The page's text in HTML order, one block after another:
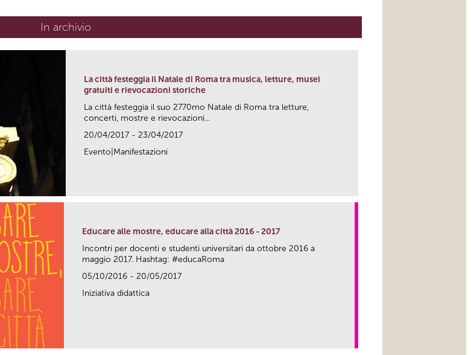
In archivio
La città festeggia il Natale di Roma tra musica, letture, musei
gratuiti e rievocazioni storiche
La città festeggia il suo 2770mo Natale di Roma tra letture,
concerti, mostre e rievocazioni...
20/04/2017 - 23/04/2017
Evento|Manifestazioni
Educare alle mostre, educare alla città 2016 - 2017
Incontri per docenti e studenti universitari da ottobre 2016 a
maggio 2017. Hashtag: #educaRoma
05/10/2016 - 20/05/2017
Iniziativa didattica